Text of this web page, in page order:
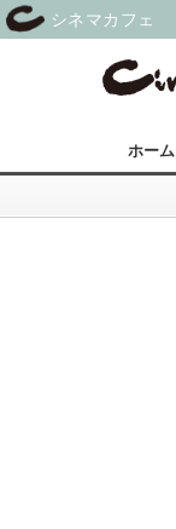
ホーム
シネマカフェ